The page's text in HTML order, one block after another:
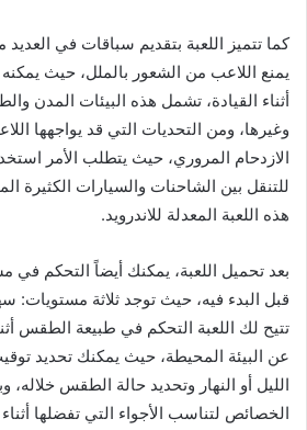
كما تتميز اللعبة بتقديم سباقات في العديد
يمنع اللاعب من الشعور بالملل، حيث
أثناء القيادة، تشمل هذه البيئات المدن
وغيرها، ومن التحديات التي قد يواجهها
الازدحام المروري، حيث يتطلب الأمر
للتنقل بين الشاحنات والسيارات الكثيرة
هذه اللعبة المعدلة للاندرويد.
بعد تحميل اللعبة، يمكنك أيضاً التحكم
قبل البدء فيه، حيث توجد ثلاثة
تتيح لك اللعبة التحكم في طبيعة الطقس
عن البيئة المحيطة، حيث يمكنك تحديد
الليل أو النهار وتحديد حالة الطقس خلاله،
الخصائص لتناسب الأجواء التي تفضلها